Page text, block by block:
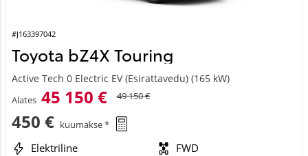
#J163397042
Toyota bZ4X Touring
Active Tech 0 Electric EV (Esirattavedu) (165 kW)
Alates 45 150 € 49 150 €
450 € kuumakse *
Elektriline
FWD